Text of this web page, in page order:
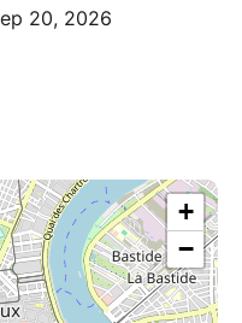
20, 2026
+
−